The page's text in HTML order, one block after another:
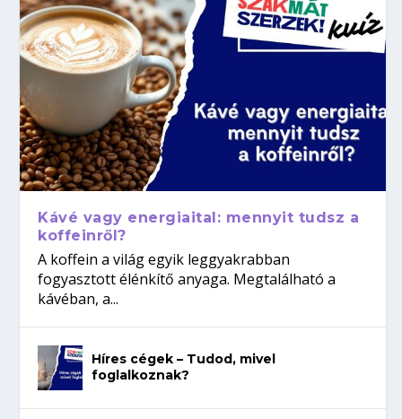
Kávé vagy energiaital: mennyit tudsz a
koffeinről?
A koffein a világ egyik leggyakrabban
fogyasztott élénkítő anyaga. Megtalálható a
kávéban, a...
Híres cégek – Tudod, mivel
foglalkoznak?